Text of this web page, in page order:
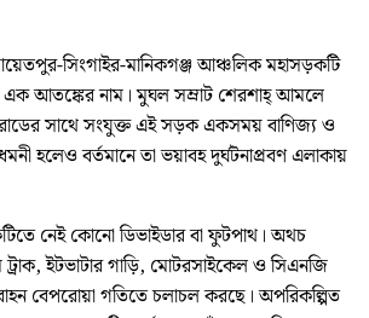
সিংগাইর-মানিকগঞ্জ আঞ্চলিক মহাসড়কটি
এক আতঙ্কের নাম। মুঘল সম্রাট শেরশাহ্ আমলে
রোডের সাথে সংযুক্ত এই সড়ক একসময় বাণিজ্য ও
হলেও বর্তমানে তা ভয়াবহ দুর্ঘটনাপ্রবণ এলাকায়
নেই কোনো ডিভাইডার বা ফুটপাথ। অথচ
ট্রাক, ইটভাটার গাড়ি, মোটরসাইকেল ও সিএনজি
বেপরোয়া গতিতে চলাচল করছে। অপরিকল্পিত